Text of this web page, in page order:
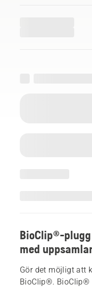
BioClip®-
med
Gör det möjligt att
BioClip®. BioClip®